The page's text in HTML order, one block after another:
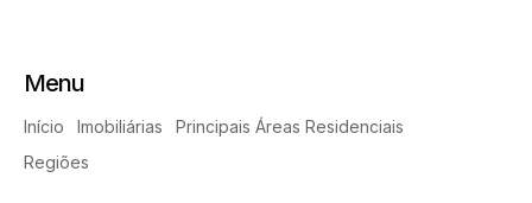
Menu
Início Imobiliárias
Principais Áreas Residenciais
Regiões